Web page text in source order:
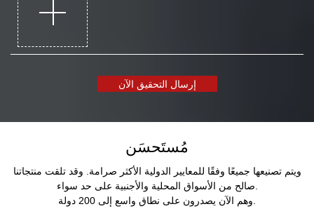
إرسال التحقيق الآن
مُستَحسَن
ويتم تصنيعها جميعًا وفقًا للمعايير الدولية الأكثر صرامة. وقد تلقت منتجاتنا